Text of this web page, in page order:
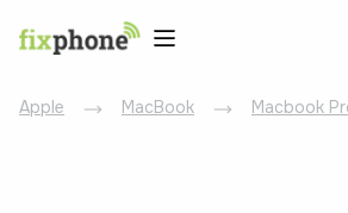
Apple MacBook Macbook